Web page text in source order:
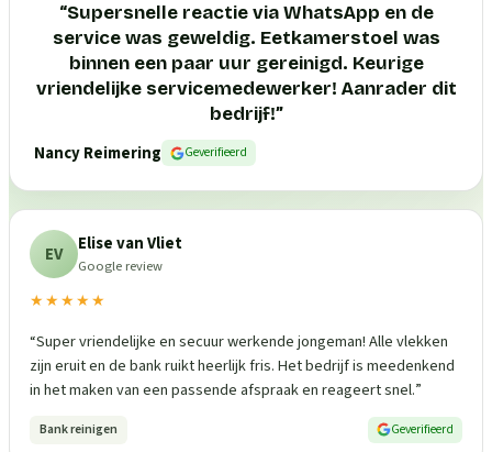
“Supersnelle reactie via WhatsApp en de
service was geweldig. Eetkamerstoel was
binnen een paar uur gereinigd. Keurige
vriendelijke servicemedewerker! Aanrader dit
bedrijf!”
Nancy Reimering
Geverifieerd
EV Elise van Vliet
Google review
★★★★★
“Super vriendelijke en secuur werkende jongeman! Alle vlekken
zijn eruit en de bank ruikt heerlijk fris. Het bedrijf is meedenkend
in het maken van een passende afspraak en reageert snel.”
Bank reinigen Geverifieerd